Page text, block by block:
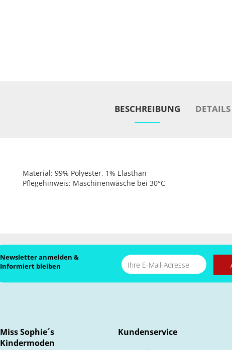
BESCHREIBUNG
Material: 99% Polyester, 1% Elasthan
Pflegehinweis: Maschinenwäsche bei 30°C
Newsletter anmelden &
Informiert bleiben
Miss Sophie´s
Kindermoden
Kundenservice